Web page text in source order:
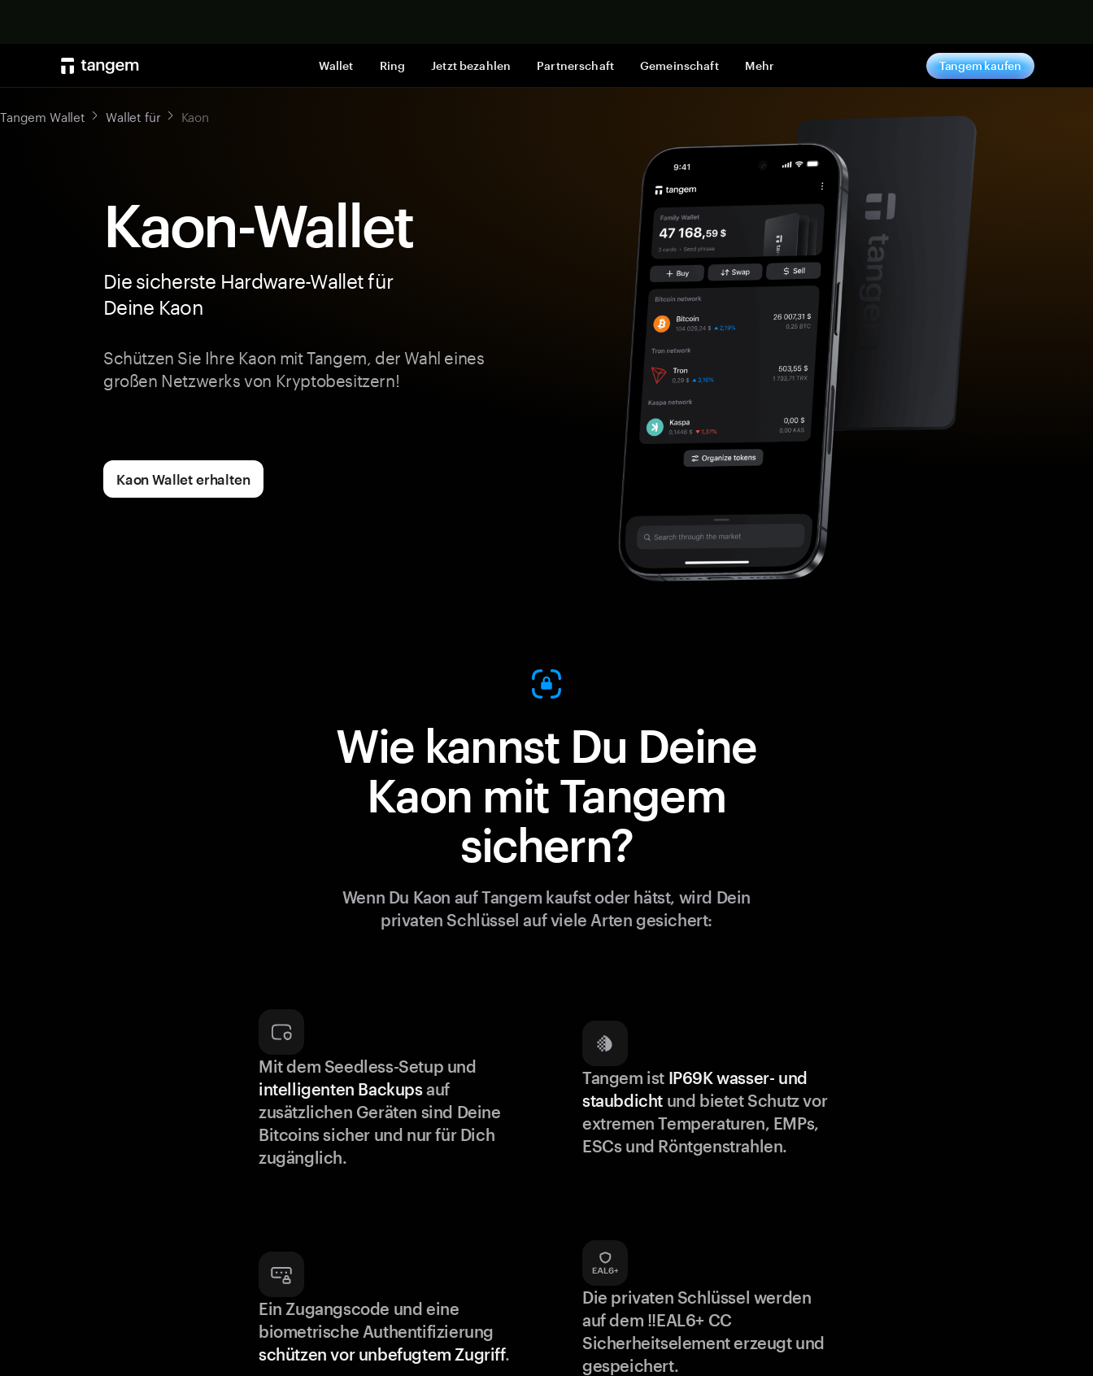
Wallet Ring Jetzt bezahlen Partnerschaft Gemeinschaft Mehr Tangem kaufen
Tangem Wallet Wallet für Kaon
Kaon-Wallet
Die sicherste Hardware-Wallet für
Deine Kaon
Schützen Sie Ihre Kaon mit Tangem, der Wahl eines
großen Netzwerks von Kryptobesitzern!
Kaon Wallet erhalten
Wie kannst Du Deine
Kaon mit Tangem
sichern?
Wenn Du Kaon auf Tangem kaufst oder hätst, wird Dein
privaten Schlüssel auf viele Arten gesichert:
Mit dem Seedless-Setup und
intelligenten Backupsauf
zusätzlichen Geräten sind Deine
Bitcoins sicher und nur für Dich
zugänglich.
Tangem ist IP69K wasser- und
staubdicht und bietet Schutz vor
extremen Temperaturen, EMPs,
ESCs und Röntgenstrahlen.
Ein Zugangscode und eine
biometrische Authentifizierung
schützen vor unbefugtem Zugriff.
Die privaten Schlüssel werden
auf dem !!EAL6+ CC
Sicherheitselement erzeugt und
gespeichert.